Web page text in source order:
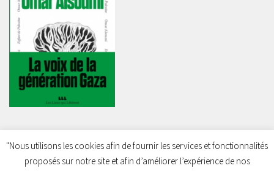
"Nous utilisons les cookies afin de fournir les services et fonctionnalités
proposés sur notre site et afin d’améliorer l’expérience de nos